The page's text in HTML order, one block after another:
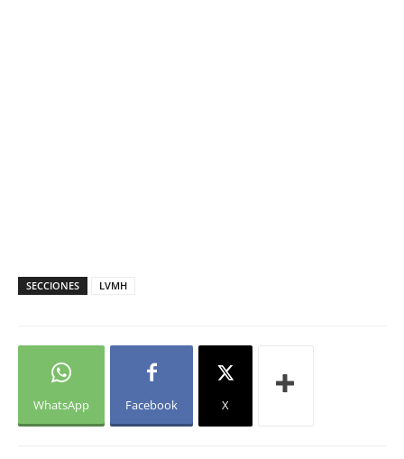
SECCIONES LVMH
WhatsApp Facebook X